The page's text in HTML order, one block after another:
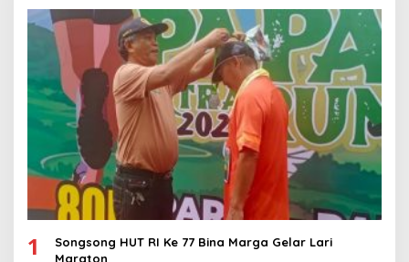
1
Songsong HUT RI Ke 77 Bina Marga Gelar Lari
Maraton